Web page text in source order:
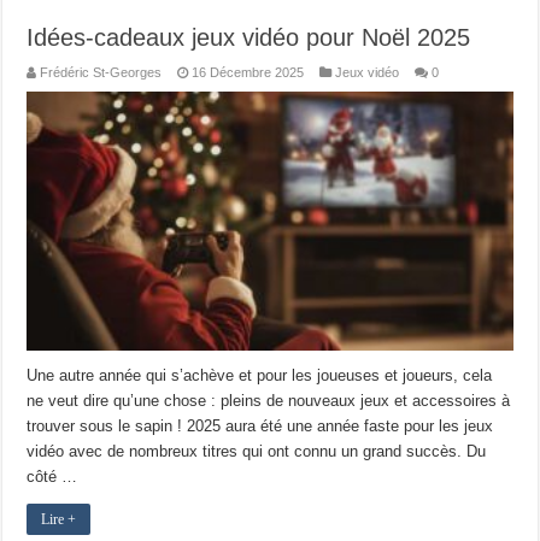
Idées-cadeaux jeux vidéo pour Noël 2025
Frédéric St-Georges 16 Décembre 2025 Jeux vidéo 0
Une autre année qui s’achève et pour les joueuses et joueurs, cela
ne veut dire qu’une chose : pleins de nouveaux jeux et accessoires à
trouver sous le sapin ! 2025 aura été une année faste pour les jeux
vidéo avec de nombreux titres qui ont connu un grand succès. Du
côté …
Lire +